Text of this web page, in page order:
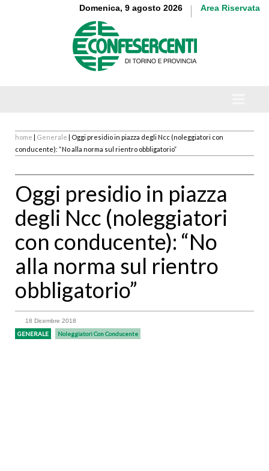
Domenica, 9 agosto 2026 Area Riservata
home | Generale | Oggi presidio in piazza degli Ncc (noleggiatori con
conducente): “No alla norma sul rientro obbligatorio”
Oggi presidio in piazza
degli Ncc (noleggiatori
con conducente): “No
alla norma sul rientro
obbligatorio”
18 Dicembre 2018
GENERALE Noleggiatori Con Conducente